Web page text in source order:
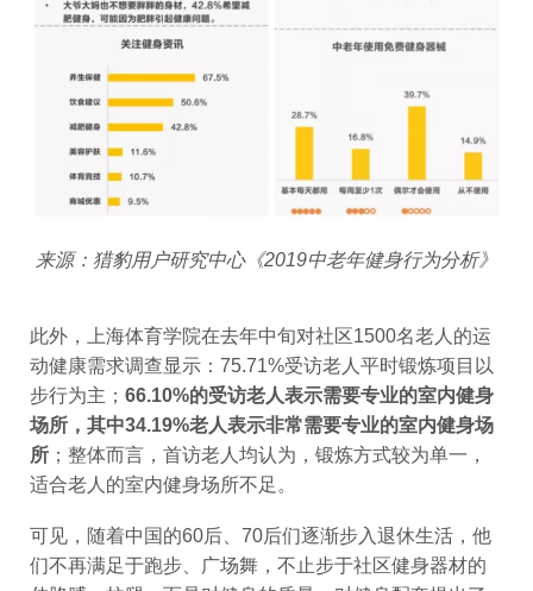
来源：猎豹用户研究中心《2019中老年健身行为分析》
此外，上海体育学院在去年中旬对社区1500名老人的运
动健康需求调查显示：75.71%受访老人平时锻炼项目以
步行为主； 66.10%的受访老人表示需要专业的室内健身
场所，其中34.19%老人表示非常需要专业的室内健身场
所 ；整体而言，首访老人均认为，锻炼方式较为单一，
适合老人的室内健身场所不足。
可见，随着中国的60后、70后们逐渐步入退休生活，他
们不再满足于跑步、广场舞，不止步于社区健身器材的